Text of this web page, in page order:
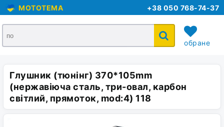
MOTOTEMA +38 050 768-74-37
обране
Глушник (тюнінг) 370*105mm
(нержавіюча сталь, три-овал, карбон
світлий, прямоток, mod:4) 118